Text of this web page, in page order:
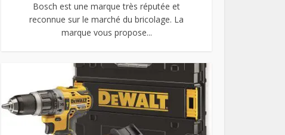
Bosch est une marque très réputée et
reconnue sur le marché du bricolage. La
marque vous propose...